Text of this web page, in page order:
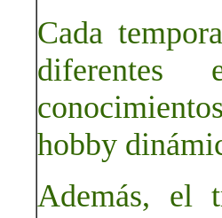
Cada
diferentes
hobby
Además, el